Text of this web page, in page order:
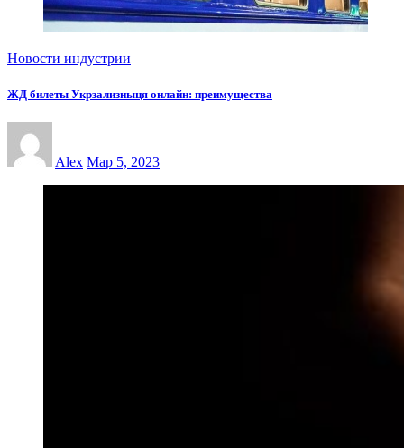
Новости индустрии
ЖД билеты Укрзализныця онлайн: преимущества
Alex Мар 5, 2023